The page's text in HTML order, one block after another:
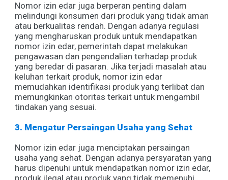
Nomor izin edar juga berperan penting dalam
melindungi konsumen dari produk yang tidak aman
atau berkualitas rendah. Dengan adanya regulasi
yang mengharuskan produk untuk mendapatkan
nomor izin edar, pemerintah dapat melakukan
pengawasan dan pengendalian terhadap produk
yang beredar di pasaran. Jika terjadi masalah atau
keluhan terkait produk, nomor izin edar
memudahkan identifikasi produk yang terlibat dan
memungkinkan otoritas terkait untuk mengambil
tindakan yang sesuai.
3. Mengatur Persaingan Usaha yang Sehat
Nomor izin edar juga menciptakan persaingan
usaha yang sehat. Dengan adanya persyaratan yang
harus dipenuhi untuk mendapatkan nomor izin edar,
produk ilegal atau produk yang tidak memenuhi